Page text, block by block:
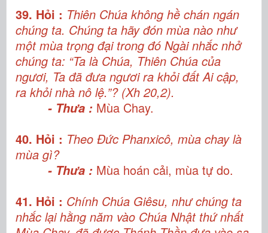
39. Hỏi : Thiên Chúa không hề chán ngán
chúng ta. Chúng ta hãy đón mùa nào như
một mùa trọng đại trong đó Ngài nhắc nhở
chúng ta: “Ta là Chúa, Thiên Chúa của
ngươi, Ta đã đưa ngươi ra khỏi đất Ai cập,
ra khỏi nhà nô lệ.”? (Xh 20,2).
- Thưa : Mùa Chay.
40. Hỏi : Theo Đức Phanxicô, mùa chay là
mùa gì?
- Thưa : Mùa hoán cải, mùa tự do.
41. Hỏi : Chính Chúa Giêsu, như chúng ta
nhắc lại hằng năm vào Chúa Nhật thứ nhất